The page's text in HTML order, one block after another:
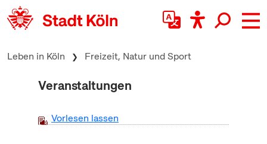
zum Inhalt springen
Leben in Köln Freizeit, Natur und Sport
Veranstaltungen
Vorlesen lassen